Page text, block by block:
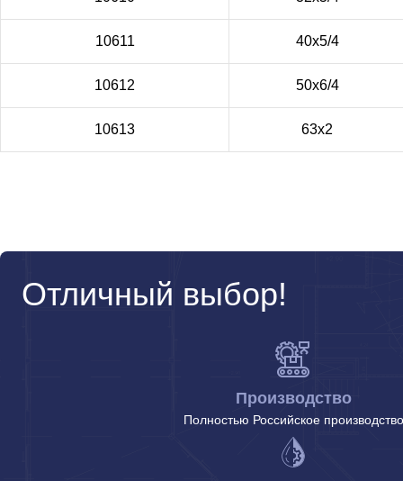
10611 40х5/4
10612 50х6/4
10613 63х2
Отличный выбор!
Производство
Полностью Российское производство